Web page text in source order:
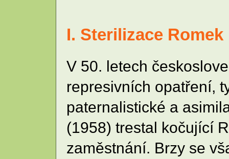
I. Sterilizace
V 50. letech
represivních opatření,
paternalistické a
(1958) trestal kočující
zaměstnání. Brzy se